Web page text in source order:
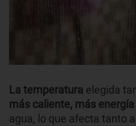
La temperatura elegida
más caliente, más energía
agua, lo que afecta tanto al